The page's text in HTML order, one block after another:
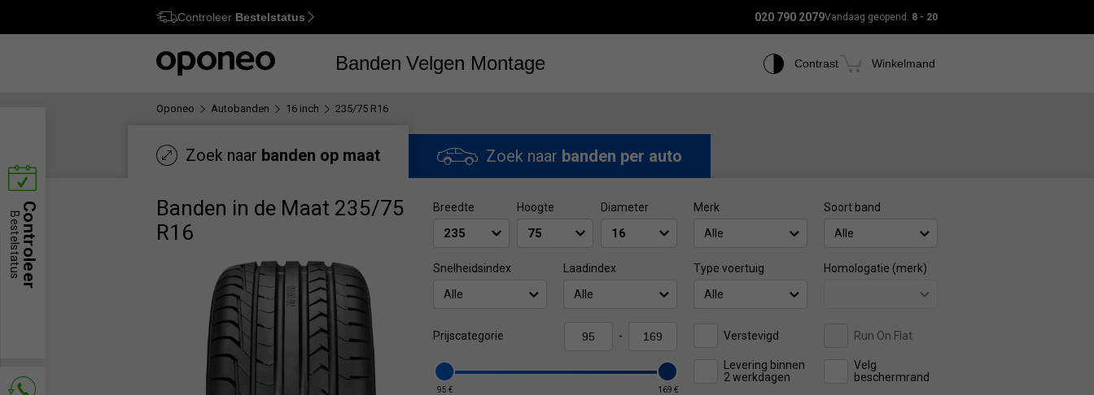
Ctrl M
Controleer Bestelstatus 020 790 2079Vandaag geopend: 8 - 20
Banden Velgen Montage Contrast Winkelmand
Oponeo Autobanden 16 inch 235/75 R16
Zoek naar banden op maat Zoek naar banden per auto
Banden in de Maat 235/75
R16
Breedte Hoogte Diameter
Merk
Alle
Soort band
Alle
Snelheidsindex
Alle
Laadindex
Alle
Type voertuig
Alle
Homologatie (merk)
Prijscategorie -
95 € 169 €
Verstevigd Run On Flat
Levering binnen
2 werkdagen
Velg
beschermrand
Controleer
Bestelstatus